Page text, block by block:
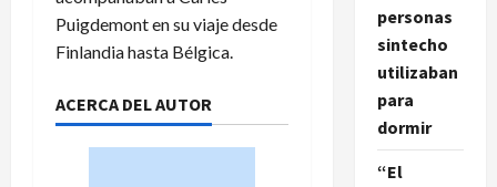
Puigdemonten su viaje desde
Finlandia hasta Bélgica.
ACERCA DEL AUTOR
personas
sintecho
utilizaban
para
dormir
“El